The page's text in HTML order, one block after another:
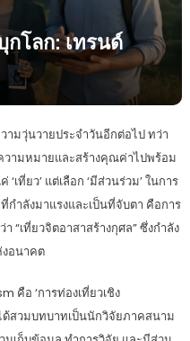
กโลก: เทรนด์
ามวุ่นวายประจำวันอีกต่อไป ทว่า
วามหมายและสร้างคุณค่าไปพร้อม
เที่ยว’ แต่เลือก ‘มีส่วนร่วม’ ในการ
กำลังมาแรงและเป็นที่จับตา คือการ
“เที่ยวจิตอาสาสร้างกุศล” ซึ่งกำลัง
อนาคต
คือ ‘การท่องเที่ยวเชิง
ด้สวมบทบาทเป็นนักวิจัยภาคสนาม